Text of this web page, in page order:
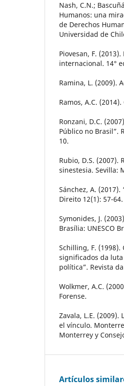
Nash, C.N.;
Humanos: una
de Derechos
Universidad de
Piovesan, F.
internacional. 14°
Ramina, L. (2009).
Ramos, A.C.
Ronzani, D.C.
Público no Brasil”.
10.
Rubio, D.S. (2007).
sinestesia. Sevilla:
Sánchez, A.
Direito 12(1): 57-64.
Symonides, J.
Brasília: UNESCO
Schilling, F.
significados da
política”. Revista da
Wolkmer, A.C.
Forense.
Zavala, L.E.
el vínculo.
Monterrey y
Artículos